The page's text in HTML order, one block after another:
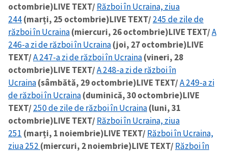
octombrie)LIVE TEXT/Război în Ucraina, ziua
244(marți, 25 octombrie)LIVE TEXT/245 de zile de
război în Ucraina(miercuri, 26 octombrie)LIVE TEXT/A
246-a zi de război în Ucraina(joi, 27 octombrie)LIVE
TEXT/A 247-a zi de război în Ucraina(vineri, 28
octombrie)LIVE TEXT/A 248-a zi de război în
Ucraina(sâmbătă, 29 octombrie)LIVE TEXT/A 249-a zi
de război în Ucraina(duminică, 30 octombrie)LIVE
TEXT/250 de zile de război în Ucraina(luni, 31
octombrie)LIVE TEXT/Război în Ucraina, ziua
251 (marți, 1 noiembrie)LIVE TEXT/Război în Ucraina,
ziua 252 (miercuri, 2 noiembrie)LIVE TEXT/Război în